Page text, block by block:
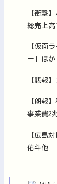
【衝撃
総売上高
【仮面
ー」ほ
【悲報
【朗報
事業費2
【広島
佑斗他